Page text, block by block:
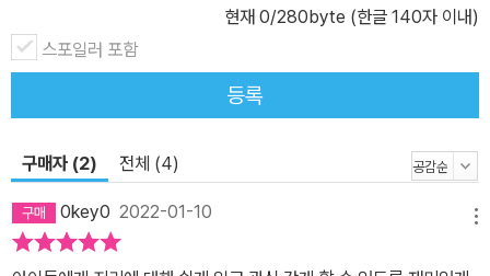
현재 0/280byte (한글 140자 이내)
스포일러 포함
등록
구매자 (2) 전체 (4)
0key0 2022-01-10